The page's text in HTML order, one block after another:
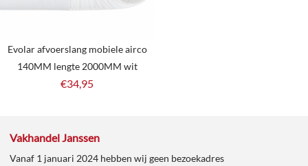
Evolar afvoerslang mobiele airco
140MM lengte 2000MM wit
€34,95
Vakhandel Janssen
Vanaf 1 januari 2024 hebben wij geen bezoekadres